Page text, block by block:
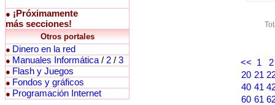
● ¡Próximamente
más secciones!
Otros portales
● Dinero en la red
● Manuales Informática / 2 / 3
● Flash y Juegos
● Fondos y gráficos
● Programación Internet
<< 1
2
20 21
40 41
60 61